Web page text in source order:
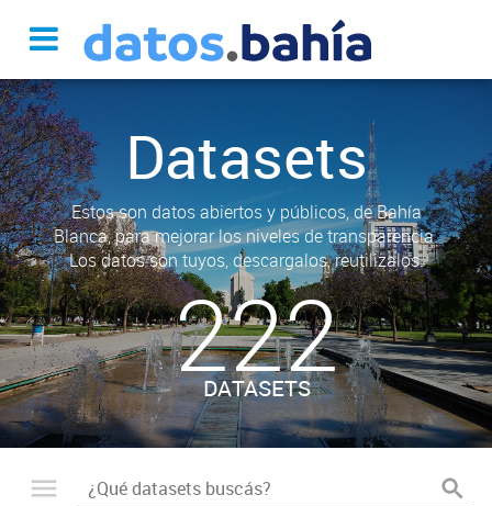
Datasets
Estos son datos abiertos y públicos, de Bahía
Blanca, para mejorar los niveles de transparencia.
Los datos son tuyos, descargalos, reutilizalos.
222
DATASETS